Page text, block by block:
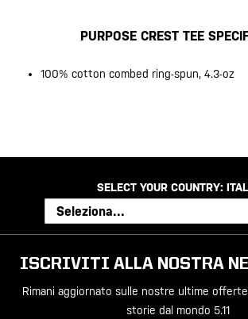
PURPOSE CREST TEE
100% cotton combed ring-spun, 4.3-oz
SELECT YOUR COUNTRY:
ISCRIVITI ALLA NOSTRA
Rimani aggiornato sulle nostre ultime
storie dal mondo 5.11